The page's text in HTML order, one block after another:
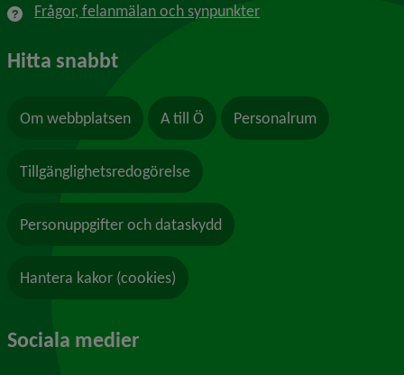
Frågor, felanmälan och synpunkter
Hitta snabbt
Om webbplatsen A till Ö Personalrum
Tillgänglighetsredogörelse
Personuppgifter och dataskydd
Hantera kakor (cookies)
Sociala medier